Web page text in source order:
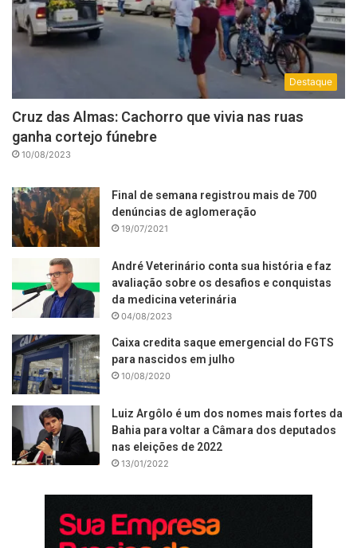
Destaque
Cruz das Almas: Cachorro que vivia nas ruas
ganha cortejo fúnebre
10/08/2023
Final de semana registrou mais de 700
denúncias de aglomeração
19/07/2021
André Veterinário conta sua história e faz
avaliação sobre os desafios e conquistas
da medicina veterinária
04/08/2023
Caixa credita saque emergencial do FGTS
para nascidos em julho
10/08/2020
Luiz Argôlo é um dos nomes mais fortes da
Bahia para voltar a Câmara dos deputados
nas eleições de 2022
13/01/2022